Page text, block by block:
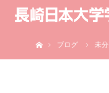
ブログ
未